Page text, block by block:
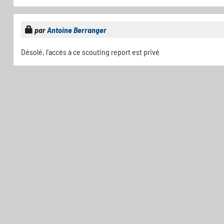
parAntoine Berranger
Désolé, l'accès à ce scouting report est privé